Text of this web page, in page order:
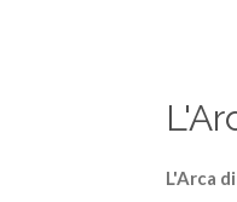
L'Arca